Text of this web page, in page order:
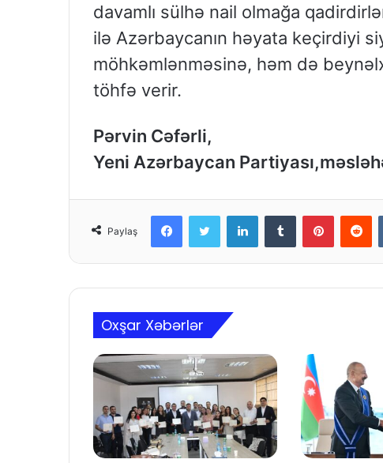
davamlı sülhə nail olmağa
ilə Azərbaycanın həyata keçirdiyi
möhkəmlənməsinə, həm də
töhfə verir.
Pərvin Cəfərli,
Yeni Azərbaycan
Paylaş
Oxşar Xəbərlər